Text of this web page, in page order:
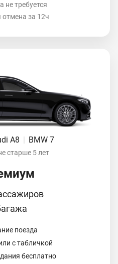
не требуется
отмена за 12ч
A8 | BMW 7
старше 5 лет
поезда
с табличкой
бесплатно